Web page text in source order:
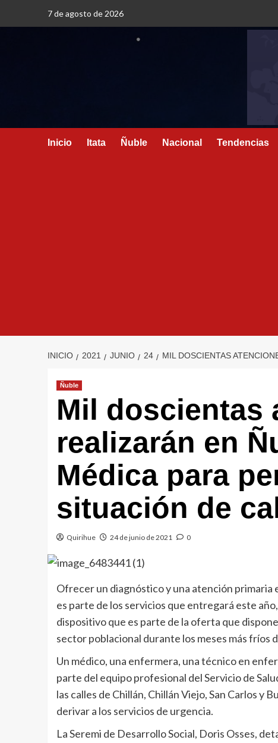
7 de agosto de 2026
Inicio Itata Ñuble Nacional Tendencias
INICIO 2021 JUNIO 24 MIL DOSCIENTAS
Ñuble
Mil doscientas
realizarán en
Médica para
situación de
Quirihue 24 de junio de 2021 0
Ofrecer un diagnóstico y una atención primaria
es parte de los servicios que entregará este
dispositivo que es parte de la oferta que
sector poblacional durante los meses más fríos
Un médico, una enfermera, una técnico en
parte del equipo profesional del Servicio de
las calles de Chillán, Chillán Viejo, San Carlos y
derivar a los servicios de urgencia.
La Seremi de Desarrollo Social, Doris Osses,